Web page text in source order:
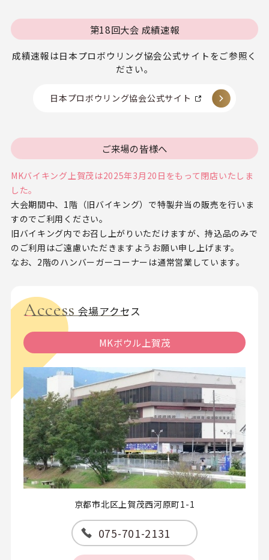
第18回大会 成績速報
成績速報は日本プロボウリング協会公式サイトをご参照く
ださい。
日本プロボウリング協会公式サイト
ご来場の皆様へ
MKバイキング上賀茂は2025年3月20日をもって閉店いたしま
した。
大会期間中、1階（旧バイキング）で特製弁当の販売を行いま
すのでご利用ください。
旧バイキング内でお召し上がりいただけますが、持込品のみで
のご利用はご遠慮いただきますようお願い申し上げます。
なお、2階のハンバーガーコーナーは通常営業しています。
Access 会場アクセス
MKボウル上賀茂
京都市北区上賀茂西河原町1-1
075-701-2131